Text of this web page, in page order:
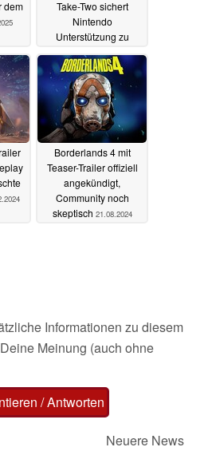
dem
Take-Two sichert
Nintendo
Unterstützung zu
08.02.2025
Borderlands 4 mit
Teaser-Trailer offiziell
angekündigt,
Community noch
skeptisch 21.08.2024
Informationen zu diesem
Meinung (auch ohne
/ Antworten
Neuere News